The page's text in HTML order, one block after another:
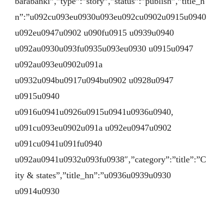
n”:”u092cu093eu0930u093eu092cu0902u0915u0940
u092eu0947u0902 u090fu0915 u0939u0940
u092au0930u093fu0935u093eu0930 u0915u0947
u092au093eu0902u091a
u0932u094bu0917u094bu0902 u0928u0947
u0915u0940
u0916u0941u0926u0915u0941u0936u0940,
u091cu093eu0902u091a u092eu0947u0902
u091cu0941u091fu0940
u092au0941u0932u093fu0938″,”category”:”title”:”C
ity & states”,”title_hn”:”u0936u0939u0930
u0914u0930